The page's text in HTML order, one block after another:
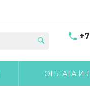
г.
ОПЛАТА И